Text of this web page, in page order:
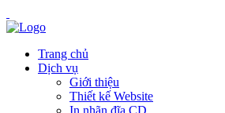
Trang chủ
Dịch vụ
Giới thiệu
Thiết kế Website
In nhãn đĩa CD